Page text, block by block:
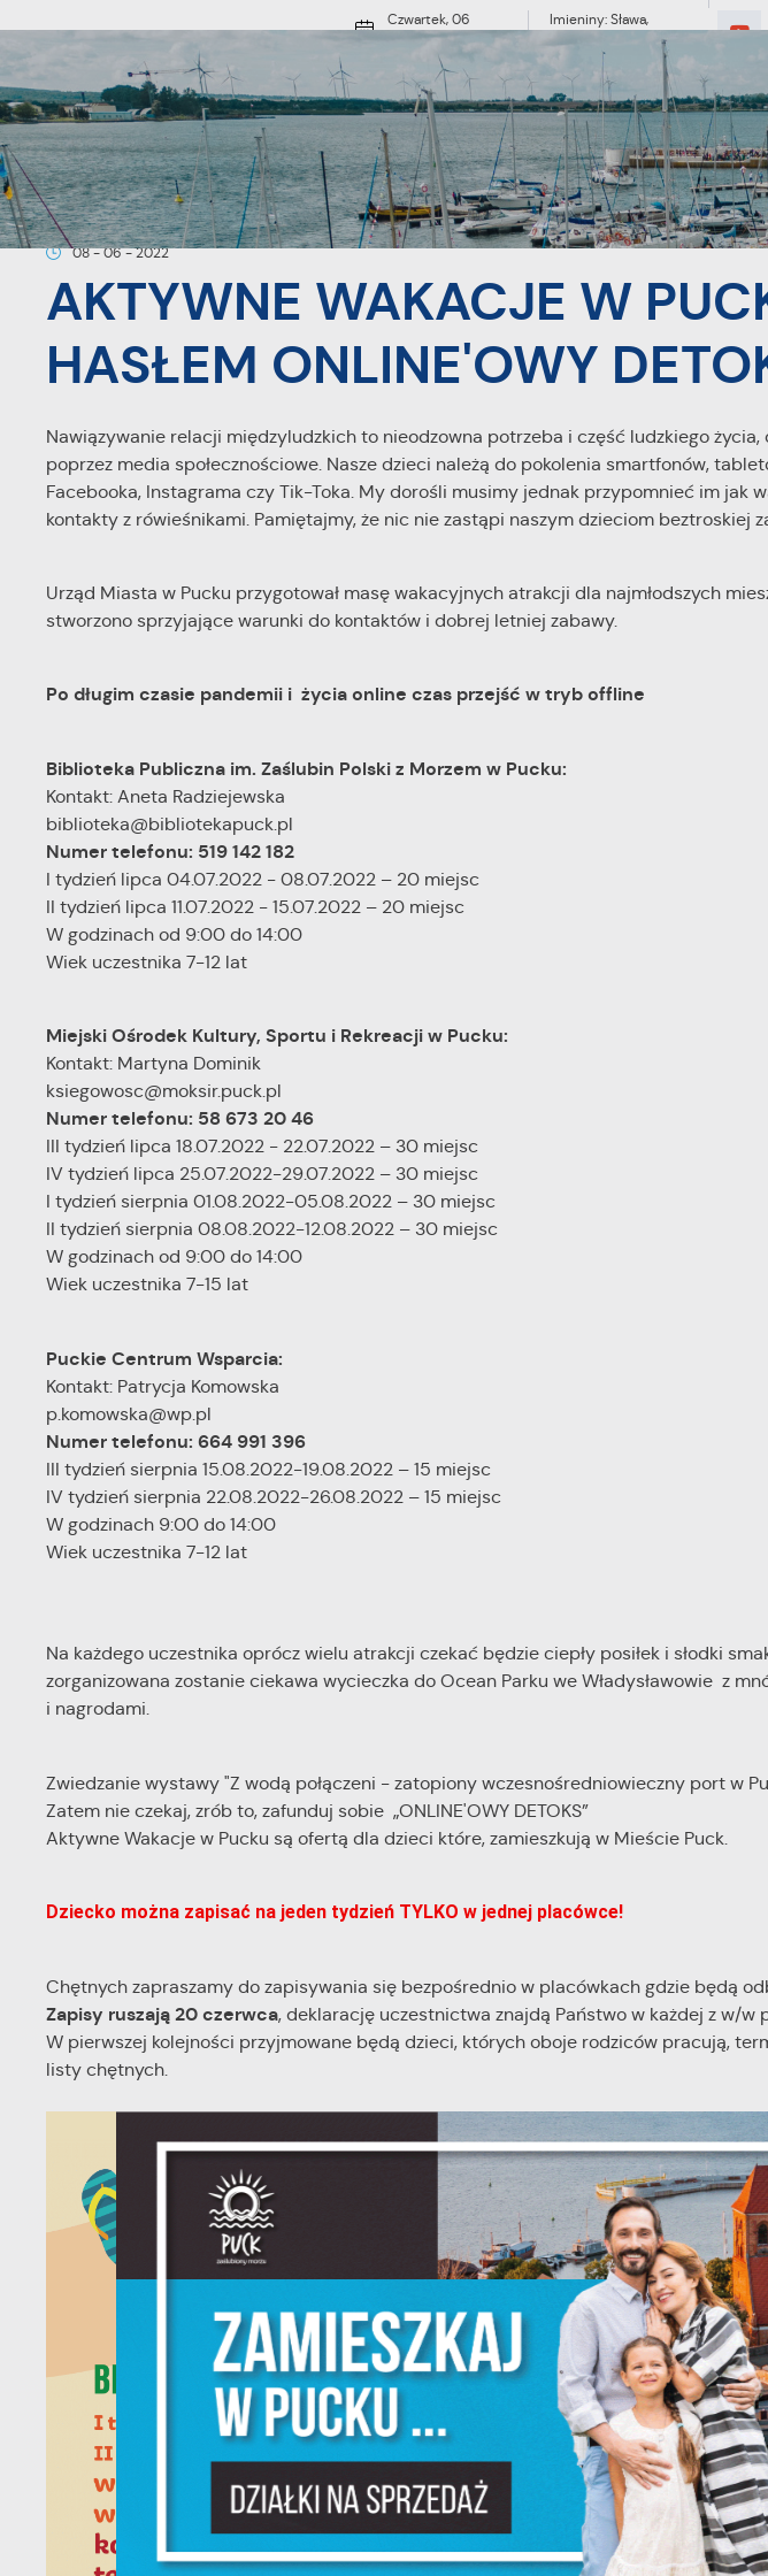
Czwartek, 06
sierpnia 2026
Imieniny: Sława,
Jakub, Stefan
Słonecznie
O MIEŚCIE MIESZKANIEC
Strona główna Aktualności AKTYWNE WAKACJE W PUCKU 2022 POD HASŁEM ONLINE'OWY DETOKS
08 - 06 - 2022
AKTYWNE WAKACJE W
HASŁEM ONLINE'OWY
Nawiązywanie relacji międzyludzkich to nieodzowna potrzeba i część ludzkiego
poprzez media społecznościowe. Nasze dzieci należą do pokolenia smartfonów,
Facebooka, Instagrama czy Tik-Toka. My dorośli musimy jednak przypomnieć im jak
kontakty z rówieśnikami. Pamiętajmy, że nic nie zastąpi naszym dzieciom beztroskiej
Urząd Miasta w Pucku przygotował masę wakacyjnych atrakcji dla najmłodszych
stworzono sprzyjające warunki do kontaktów i dobrej letniej zabawy.
Po długim czasie pandemii i życia online czas przejść w tryb offline
Biblioteka Publiczna im. Zaślubin Polski z Morzem w Pucku:
Kontakt: Aneta Radziejewska
biblioteka@bibliotekapuck.pl
Numer telefonu: 519 142 182
I tydzień lipca 04.07.2022 - 08.07.2022 – 20 miejsc
II tydzień lipca 11.07.2022 - 15.07.2022 – 20
W godzinach od 9:00 do 14:00
Wiek uczestnika 7-12 lat
Miejski Ośrodek Kultury, Sportu i Rekreacji w Pucku:
Kontakt: Martyna Dominik
ksiegowosc@moksir.puck.pl
Numer telefonu: 58 673 20 46
III tydzień lipca 18.07.2022 - 22.07.2022 – 30 miejsc
IV tydzień lipca 25.07.2022-29.07.2022 – 30 miejsc
I tydzień sierpnia 01.08.2022-05.08.2022 – 30 miejsc
II tydzień sierpnia 08.08.2022-12.08.2022 – 30 miejsc
W godzinach od 9:00 do 14:00
Wiek uczestnika 7-15 lat
Puckie Centrum Wsparcia:
Kontakt: Patrycja Komowska
p.komowska@wp.pl
Numer telefonu: 664 991 396
III tydzień sierpnia 15.08.2022-19.08.2022 – 15 miejsc
IV tydzień sierpnia 22.08.2022-26.08.2022 – 15 miejsc
W godzinach 9:00 do 14:00
Wiek uczestnika 7-12 lat
Na każdego uczestnika oprócz wielu atrakcji czekać będzie ciepły posiłek i słodki
zorganizowana zostanie ciekawa wycieczka do Ocean Parku we Władysławowie z
i nagrodami.
Zwiedzanie wystawy "Z wodą połączeni - zatopiony wczesnośredniowieczny port w
Zatem nie czekaj, zrób to, zafunduj sobie „ONLINE'OWY DETOKS”
Aktywne Wakacje w Pucku są ofertą dla dzieci które, zamieszkują w Mieście Puck.
Dziecko można zapisać na jeden tydzień TYLKO w jednej placówce!
Chętnych zapraszamy do zapisywania się bezpośrednio w placówkach gdzie będą
Zapisy ruszają 20 czerwca, deklarację uczestnictwa znajdą Państwo w każdej z w/w
W pierwszej kolejności przyjmowane będą dzieci, których oboje rodziców pracują,
listy chętnych.
Szanujemy Twoją prywatność. Możesz
wszystkie. W dowolnym momencie
Niezbędne
Niezbędne pliki cookies służą do
umożliwiają Ci komfortowe korzystanie z
Pliki cookies odpowiadają na
dostosowania Twoich ustawień
formularzy. Dzięki plikom cookies strona, z
Funkcjonalne i personalizacyjne
Tego typu pliki cookies umożliwiają
przez Ciebie ustawień oraz
prezentowanych treści.
ZAPISZ